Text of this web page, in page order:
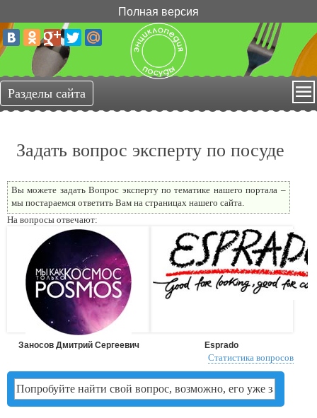
Полная версия
Задать вопрос эксперту по посуде
Вы можете задать Вопрос эксперту по тематике нашего портала –
мы постараемся ответить Вам на страницах нашего сайта.
На вопросы отвечают:
Заносов Дмитрий Сергеевич Esprado
Статистика вопросов